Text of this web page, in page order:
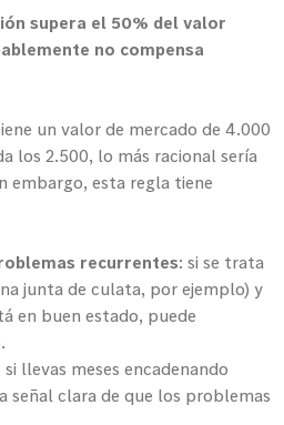
supera el 50% del valor
no compensa
un valor de mercado de 4.000
los 2.500, lo más racional sería
embargo, esta regla tiene
recurrentes: si se trata
junta de culata, por ejemplo) y
en buen estado, puede
si llevas meses encadenando
señal clara de que los problemas